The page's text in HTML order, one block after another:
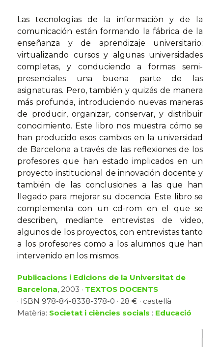
Las tecnologías de la información y de la
comunicación están formando la fábrica de la
enseñanza y de aprendizaje universitario:
virtualizando cursos y algunas universidades
completas, y conduciendo a formas semi-
presenciales una buena parte de las
asignaturas. Pero, también y quizás de manera
más profunda, introduciendo nuevas maneras
de producir, organizar, conservar, y distribuir
conocimiento. Este libro nos muestra cómo se
han producido esos cambios en la universidad
de Barcelona a través de las reflexiones de los
profesores que han estado implicados en un
proyecto institucional de innovación docente y
también de las conclusiones a las que han
llegado para mejorar su docencia. Este libro se
complementa con un cd-rom en el que se
describen, mediante entrevistas de video,
algunos de los proyectos, con entrevistas tanto
a los profesores como a los alumnos que han
intervenido en los mismos.
Publicacions i Edicions de la Universitat de
Barcelona, 2003 · TEXTOS DOCENTS
· ISBN 978-84-8338-378-0 · 28 € · castellà
Matèria: Societat i ciències socials : Educació